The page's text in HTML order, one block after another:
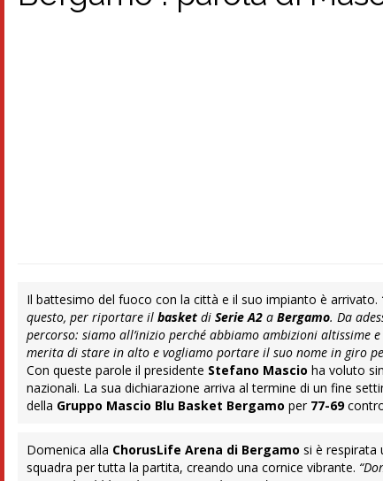
Il battesimo del fuoco con la città e il suo impianto è arrivato.
questo, per riportare ilbasket diSerie A2 aBergamo. Da
percorso: siamo all’inizio perché abbiamo ambizioni
merita di stare in alto e vogliamo portare il suo nome in giro
Con queste parole il presidente Stefano Mascio ha voluto
nazionali. La sua dichiarazione arriva al termine di un fine
della Gruppo Mascio Blu Basket Bergamo per 77-69
Domenica alla ChorusLife Arena di Bergamo si è respirata
squadra per tutta la partita, creando una cornice vibrante.